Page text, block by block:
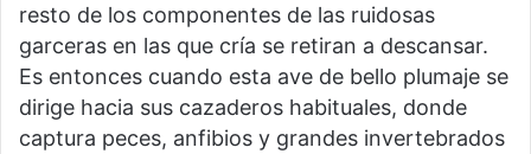
resto de los componentes de las ruidosas
garceras en las que cría se retiran a descansar.
Es entonces cuando esta ave de bello plumaje se
dirige hacia sus cazaderos habituales, donde
captura peces, anfibios y grandes invertebrados